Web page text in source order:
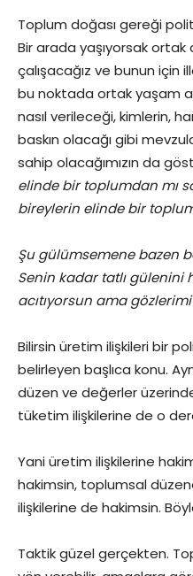
Toplum doğası gereği
Bir arada yaşıyorsak
çalışacağız ve bunun için
bu noktada ortak yaşam
nasıl verileceği, kimlerin,
baskın olacağı gibi
sahip olacağımızın da
elinde bir toplumdan mı
bireylerin elinde bir
Şu gülümsemene bazen
Senin kadar tatlı gülenini
acıtıyorsun ama
Bilirsin üretim ilişkileri bir
belirleyen başlıca konu.
düzen ve değerler
tüketim ilişkilerine de o
Yani üretim ilişkilerine
hakimsin, toplumsal
ilişkilerine de hakimsin.
Taktik güzel gerçekten.